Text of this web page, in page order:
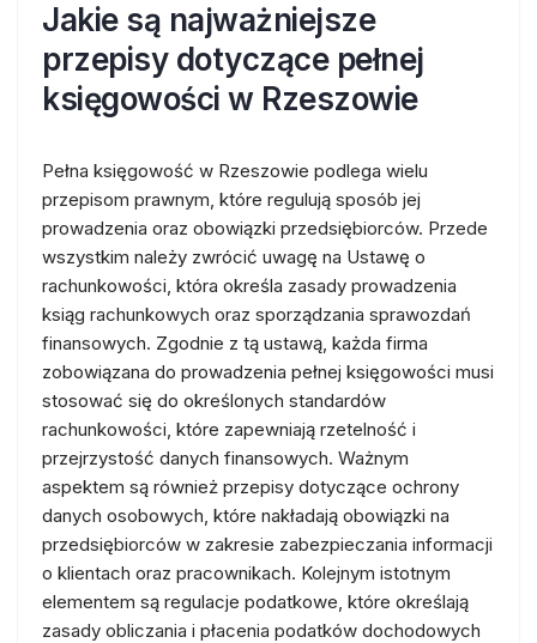
Jakie są najważniejsze
przepisy dotyczące pełnej
księgowości w Rzeszowie
Pełna księgowość w Rzeszowie podlega wielu
przepisom prawnym, które regulują sposób jej
prowadzenia oraz obowiązki przedsiębiorców. Przede
wszystkim należy zwrócić uwagę na Ustawę o
rachunkowości, która określa zasady prowadzenia
ksiąg rachunkowych oraz sporządzania sprawozdań
finansowych. Zgodnie z tą ustawą, każda firma
zobowiązana do prowadzenia pełnej księgowości musi
stosować się do określonych standardów
rachunkowości, które zapewniają rzetelność i
przejrzystość danych finansowych. Ważnym
aspektem są również przepisy dotyczące ochrony
danych osobowych, które nakładają obowiązki na
przedsiębiorców w zakresie zabezpieczania informacji
o klientach oraz pracownikach. Kolejnym istotnym
elementem są regulacje podatkowe, które określają
zasady obliczania i płacenia podatków dochodowych